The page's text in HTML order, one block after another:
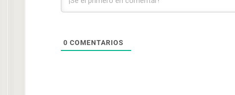
0 COMENTARIOS